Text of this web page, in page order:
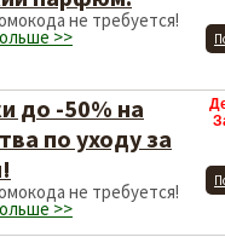
не требуется!
>>
до -50% на
по уходу за
не требуется!
>>